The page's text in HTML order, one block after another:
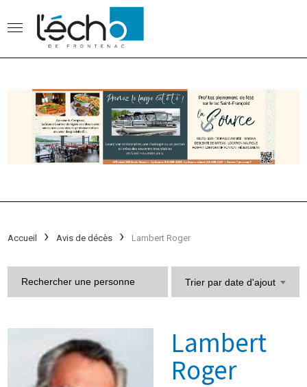
Accueil Avis de décès Lambert Roger
Trier par date d'ajout
Lambert
Roger